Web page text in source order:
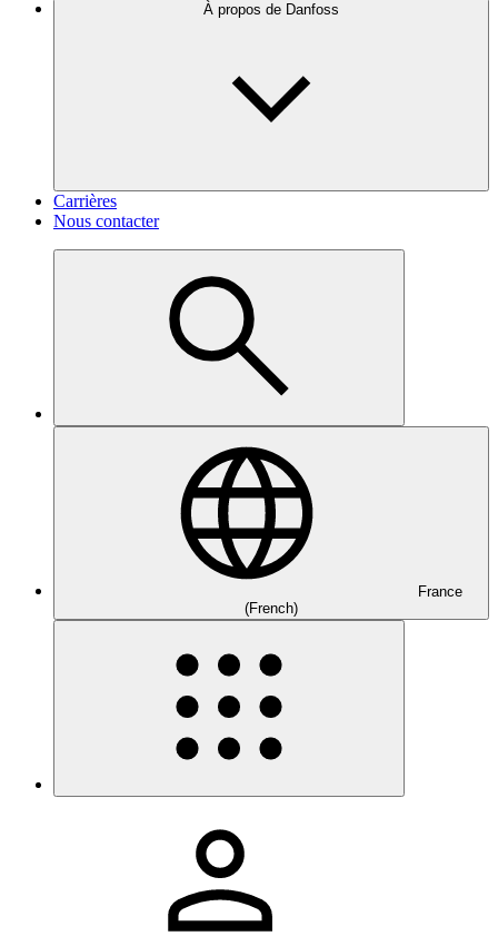
À propos de Danfoss
Carrières
Nous contacter
France
(French)